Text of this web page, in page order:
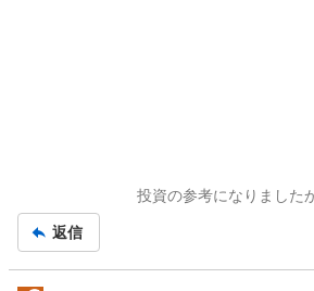
投資の参考になりました
返信